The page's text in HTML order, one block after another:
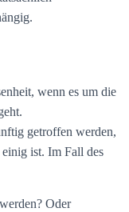
wenn es um die
getroffen werden,
ist. Im Fall des
Oder